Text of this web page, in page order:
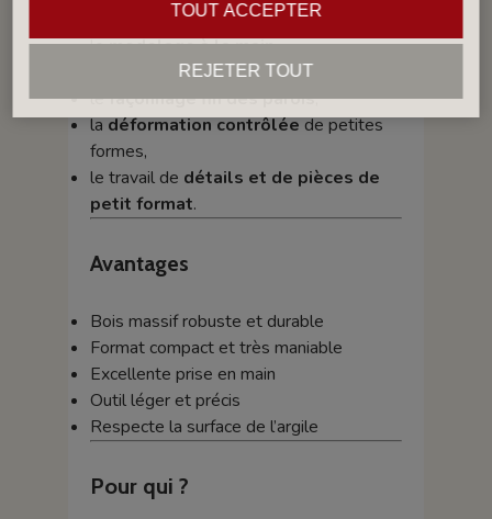
adaptée pour :
lemodelage à la main,
montage aux colombins,
lefaçonnage fin des parois,
ladéformation contrôléede petites
formes,
le travail de détails et de pièces de
petit format.
Avantages
Bois massif robuste et durable
Format compact et très maniable
Excellente prise en main
Outil léger et précis
Respecte la surface de l’argile
Pour qui ?
REJETER TOUT
TOUT ACCEPTER